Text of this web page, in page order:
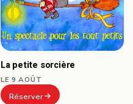
La petite sorcière
LE 9 AOÛT
Réserver